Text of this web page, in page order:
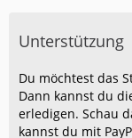
Unterstützung
Du möchtest das
Dann kannst du
erledigen. Schau
kannst du mit